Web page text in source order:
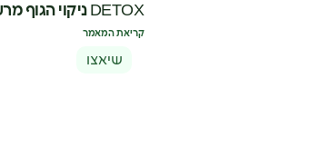
DETOX ניקוי הגוף מרעלים
קריאת המאמר
שיאצו